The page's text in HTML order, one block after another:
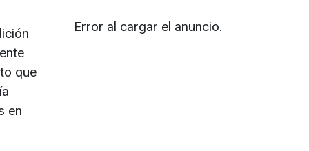
que
en
Error al cargar el anuncio.